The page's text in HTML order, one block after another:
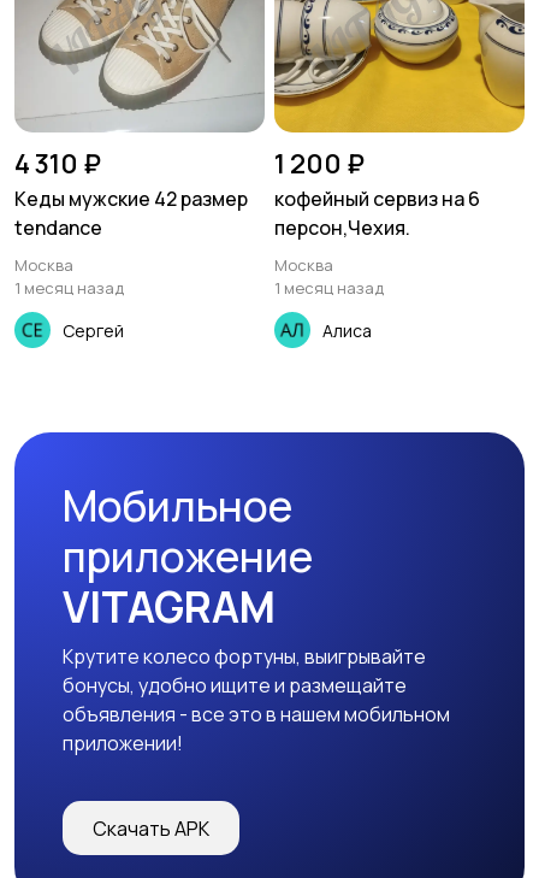
4 310 ₽
Кеды мужские 42 размер
tendance
Москва
1 месяц назад
Сергей
1 200 ₽
кофейный сервиз на 6
персон,Чехия.
Москва
1 месяц назад
Алиса
Мобильное
приложение
VITAGRAM
Крутите колесо фортуны, выигрывайте
бонусы, удобно ищите и размещайте
объявления - все это в нашем мобильном
приложении!
Скачать APK